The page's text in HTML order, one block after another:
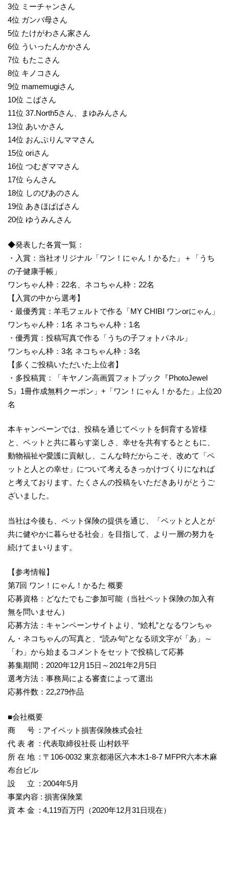
3位 ミーチャンさん
4位 ガンバ母さん
5位 たけがわさん家さん
6位 ういったんかかさん
7位 もたこさん
8位 キノコさん
9位 mamemugiさん
10位 こばさん
11位 37.North5さん、まゆみんさん
13位 あいかさん
14位 おんぷりんママさん
15位 oriさん
16位 つむぎママさん
17位 らんさん
18位 しのぴあのさん
19位 あきほぱぱさん
20位 ゆうみんさん
◆発表した各賞一覧：
・入賞：当社オリジナル「ワン！にゃん！かるた」＋「うち
の子健康手帳」
ワンちゃん枠：22名、ネコちゃん枠：22名
【入賞の中から選考】
・最優秀賞：羊毛フェルトで作る「MY CHIBI ワンorにゃん」
ワンちゃん枠：1名 ネコちゃん枠：1名
・優秀賞：投稿写真で作る「うちの子フォトパネル」
ワンちゃん枠：3名 ネコちゃん枠：3名
【多くご投稿いただいた上位者】
・多投稿賞：「キヤノン高画質フォトブック『PhotoJewel
S』1冊作成無料クーポン」+「ワン！にゃん！かるた」上位20
名
本キャンペーンでは、投稿を通じてペットを飼育する皆様
と、ペットと共に暮らす楽しさ、幸せを共有するとともに、
動物福祉や愛護に貢献し、こんな時だからこそ、改めて「ペ
ットと人との幸せ」について考えるきっかけづくりになれば
と考えております。たくさんの投稿をいただきありがとうご
ざいました。
当社は今後も、ペット保険の提供を通じ、「ペットと人とが
共に健やかに暮らせる社会」を目指して、より一層の努力を
続けてまいります。
【参考情報】
第7回 ワン！にゃん！かるた 概要
応募資格：どなたでもご参加可能（当社ペット保険の加入有
無を問いません）
応募方法：キャンペーンサイトより、“絵札”となるワンちゃ
ん・ネコちゃんの写真と、“読み句”となる頭文字が「あ」～
「わ」から始まるコメントをセットで投稿して応募
募集期間：2020年12月15日～2021年2月5日
選考方法：事務局による審査によって選出
応募件数：22,279作品
■会社概要
商 号 : アイペット損害保険株式会社
代 表 者 : 代表取締役社長 山村鉄平
所 在 地 : 〒106-0032 東京都港区六本木1-8-7 MFPR六本木麻
布台ビル
設 立 : 2004年5月
事業内容 : 損害保険業
資 本 金 : 4,119百万円（2020年12月31日現在）